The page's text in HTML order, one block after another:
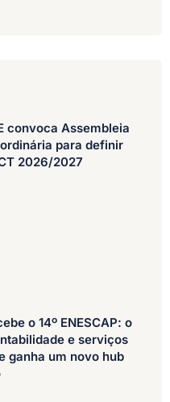
convoca Assembleia
para definir
2026/2027
o 14º ENESCAP: o
e serviços
ganha um novo hub